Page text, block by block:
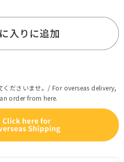
くださいませ。/ For overseas delivery,
order from here.